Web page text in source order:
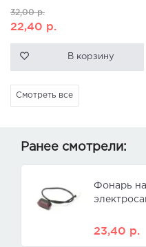
32,00р.
22,40 р.
В корзину
Смотреть все
Ранее смотрели:
Фонарь
23,40 р.